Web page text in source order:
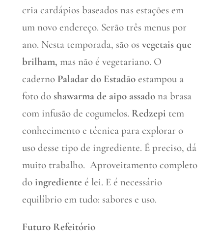
cria cardápios baseados nas estações em
um novo endereço. Serão três menus por
ano. Nesta temporada, são os vegetais que
brilham, mas não é vegetariano. O
caderno Paladar do Estadãoestampou a
foto do shawarma de aipo assadona brasa
com infusão de cogumelos. Redzepi tem
conhecimento e técnica para explorar o
uso desse tipo de ingrediente. É preciso, dá
muito trabalho. Aproveitamento completo
do ingrediente é lei. E é necessário
equilíbrio em tudo: sabores e uso.
Futuro Refeitório